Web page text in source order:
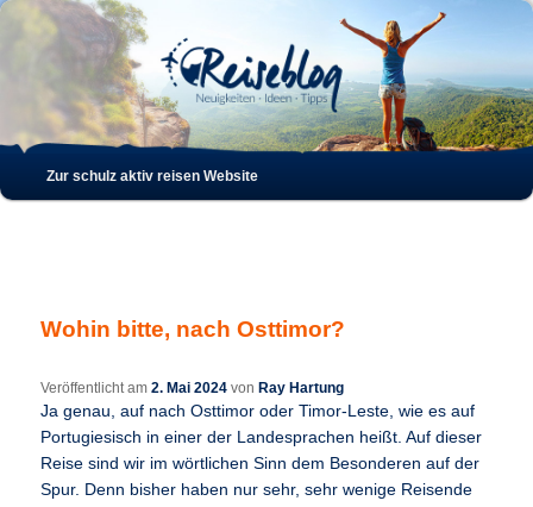
Hauptmenü
Zum
Zum
wechseln
Zur schulz aktiv reisen Website
Wohin bitte, nach Osttimor?
Veröffentlicht am2. Mai 2024 vonRay Hartung
Ja genau, auf nach Osttimor oder Timor-Leste, wie es auf
Portugiesisch in einer der Landesprachen heißt. Auf dieser
Reise sind wir im wörtlichen Sinn dem Besonderen auf der
Spur. Denn bisher haben nur sehr, sehr wenige Reisende